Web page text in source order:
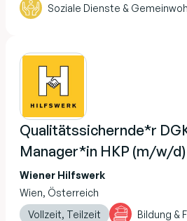
Soziale Dienste &
Qualitätssichernde*r
Manager*in HKP (m/w/
Wiener Hilfswerk
Wien, Österreich
Vollzeit, Teilzeit
Bildung &